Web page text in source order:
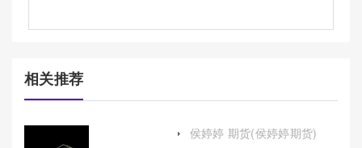
相关推荐
侯婷婷 期货(侯婷婷期货)